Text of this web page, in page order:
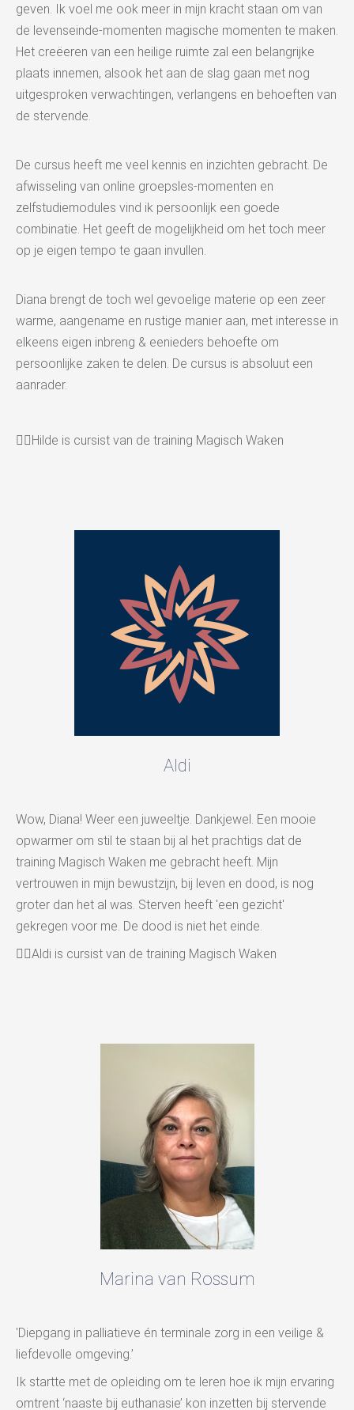
geven. Ik voel me ook meer in mijn kracht staan om van
de levenseinde-momenten magische momenten te maken.
Het creëeren van een heilige ruimte zal een belangrijke
plaats innemen, alsook het aan de slag gaan met nog
uitgesproken verwachtingen, verlangens en behoeften van
de stervende.
De cursus heeft me veel kennis en inzichten gebracht. De
afwisseling van online groepsles-momenten en
zelfstudiemodules vind ik persoonlijk een goede
combinatie. Het geeft de mogelijkheid om het toch meer
op je eigen tempo te gaan invullen.
Diana brengt de toch wel gevoelige materie op een zeer
warme, aangename en rustige manier aan, met interesse in
elkeens eigen inbreng & eenieders behoefte om
persoonlijke zaken te delen. De cursus is absoluut een
aanrader.
👉🏻Hilde is cursist van de training Magisch Waken
Aldi
Wow, Diana! Weer een juweeltje. Dankjewel. Een mooie
opwarmer om stil te staan bij al het prachtigs dat de
training Magisch Waken me gebracht heeft. Mijn
vertrouwen in mijn bewustzijn, bij leven en dood, is nog
groter dan het al was. Sterven heeft 'een gezicht'
gekregen voor me. De dood is niet het einde.
👉🏻Aldi is cursist van de training Magisch Waken
Marina van Rossum
'Diepgang in palliatieve én terminale zorg in een veilige &
liefdevolle omgeving.’
Ik startte met de opleiding om te leren hoe ik mijn ervaring
omtrent ‘naaste bij euthanasie’ kon inzetten bij stervende